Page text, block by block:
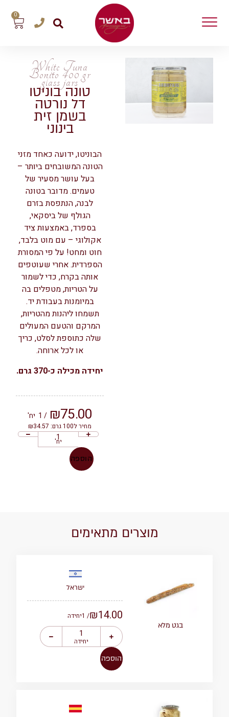
0
White Tuna
Bonito 400 gr
glass jars
טונה בוניטו
דל נורטה
בשמן זית
בינוני
הבוניטו, ידועה כאחד מזני
הטונה המשובחים ביותר –
בעל עושר מסעיר של
טעמים. מדובר בטונה
לבנה, הנתפסת בזרם
הגולף של ביסקאי,
בספרד, באמצעות ציד
אקולוגי – עם מוט בלבד,
חוט ומחט! על פי המסורת
הספרדית. אחרי שעוטפים
אותה בקרח, כדי לשמור
על הטריות, מטפלים בה
במיומנות בעבודת יד.
תשמחו ליהנות מהטריות,
המרקם והטעם המעולים
שלה כתוספת לסלט, כריך
או לכל ארוחה.
יחידה מכילה כ-370 גרם.
₪75.00
/ 1 יח'
מחיר ל100 גרם: ₪34.57
יח'
הוספה
מוצרים מתאימים
בגט מלא
ישראל
₪14.00
/ 1 יחידה
יחידה
הוספה